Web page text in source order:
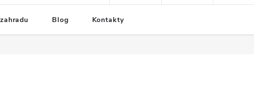
Blog Kontakty